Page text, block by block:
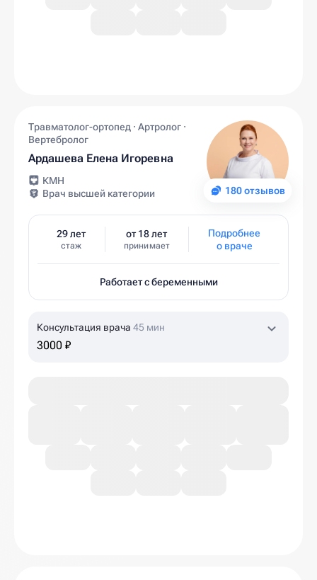
180 отзывов
Травматолог-ортопед · Артролог ·
Вертебролог
Ардашева Елена Игоревна
КМН
Врач высшей категории
29 лет
стаж
от 18 лет
принимает
Подробнее
о враче
Работает с беременными
Консультация врача 45 мин
3000 ₽